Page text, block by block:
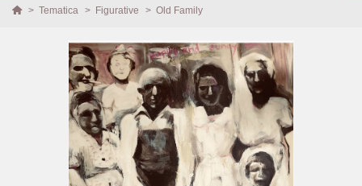
CUM CUMPAR TABLOURI
> Tematica > Figurative > Old Family